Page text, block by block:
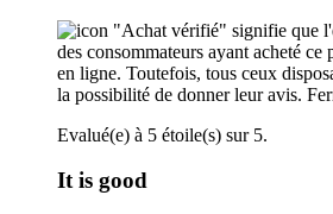
"Achat vérifié" signifie que
des consommateurs ayant acheté
en ligne. Toutefois, tous ceux
la possibilité de donner leur avis.
Evalué(e) à 5 étoile(s) sur 5.
It is good